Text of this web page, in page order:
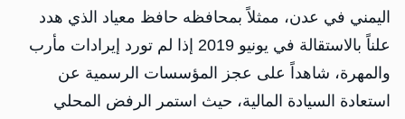
اليمني في عدن، ممثلاً بمحافظه حافظ معياد الذي هدد
علناً بالاستقالة في يونيو 2019 إذا لم تورد إيرادات مأرب
والمهرة، شاهداً على عجز المؤسسات الرسمية عن
استعادة السيادة المالية، حيث استمر الرفض المحلي